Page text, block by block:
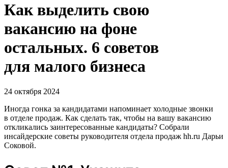
Как выделить свою
вакансию на фоне
остальных. 6 советов
для малого бизнеса
24 октября 2024
Иногда гонка за кандидатами напоминает холодные звонки
в отделе продаж. Как сделать так, чтобы на вашу вакансию
откликались заинтересованные кандидаты? Собрали
инсайдерские советы руководителя отдела продаж hh.ru Дарьи
Соковой.